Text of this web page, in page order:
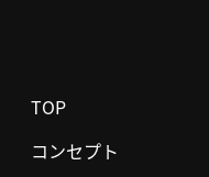
TOP
コンセプト